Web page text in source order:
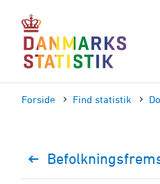
sidens
indhold
Forside Find statistik